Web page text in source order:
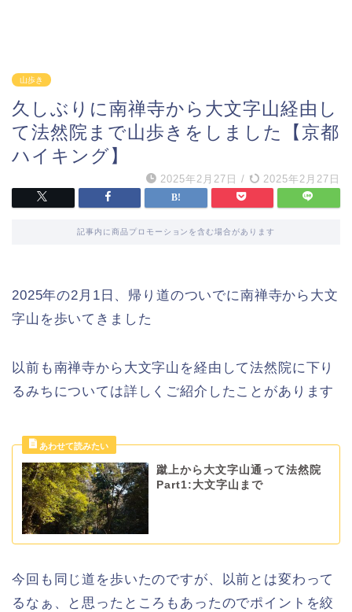
山歩き
久しぶりに南禅寺から大文字山経由し
て法然院まで山歩きをしました【京都
ハイキング】
2025年2月27日 / 2025年2月27日
記事内に商品プロモーションを含む場合があります
2025年の2月1日、帰り道のついでに南禅寺から大文
字山を歩いてきました
以前も南禅寺から大文字山を経由して法然院に下り
るみちについては詳しくご紹介したことがあります
蹴上から大文字山通って法然院
Part1:大文字山まで
今回も同じ道を歩いたのですが、以前とは変わって
るなぁ、と思ったところもあったのでポイントを絞